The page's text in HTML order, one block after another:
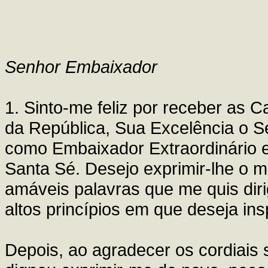
Senhor Embaixador
1. Sinto-me feliz por receber as
da República, Sua Excelência o
como Embaixador Extraordinário
Santa Sé. Desejo exprimir-lhe o
amáveis palavras que me quis
altos princípios em que deseja
Depois, ao agradecer os